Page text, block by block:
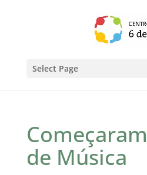
Select Page
de Música